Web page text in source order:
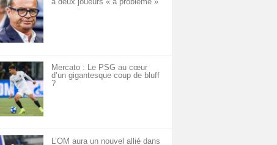
Mercato : Le PSG au cœur
d’un gigantesque coup de bluff
?
L’OM aura un nouvel allié dans